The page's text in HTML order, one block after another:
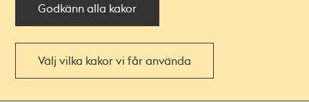
Godkänn alla kakor
Välj vilka kakor vi får använda